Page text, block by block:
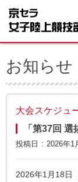
お知らせ
大会スケジュ
「第37回
投稿日 2026年1
2026年1月18日